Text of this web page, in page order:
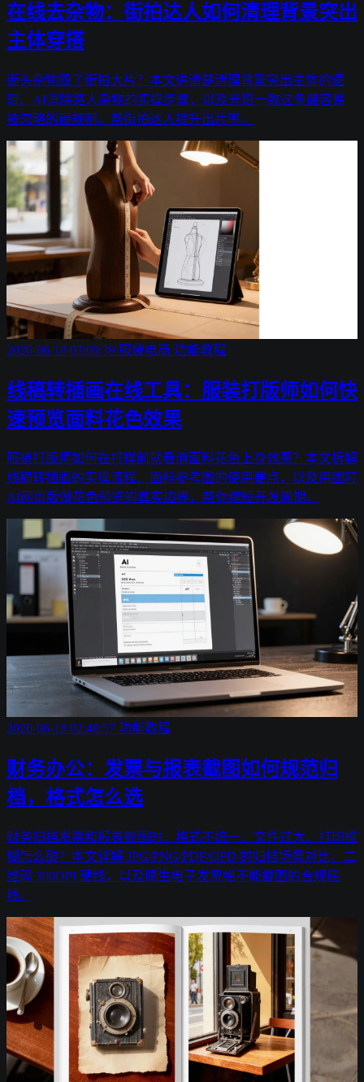
在线去杂物：街拍达人如何清理背景突出
主体穿搭
街头杂物毁了街拍大片？本文讲清楚清理背景突出主体的逻
辑、AI消除路人杂物的实操步骤，以及光影一致这条最容易
被忽略的硬规则，帮街拍达人提升出片率。
2026-06-18 03:08:39 服装电商 功能教程
线稿转插画在线工具：服装打版师如何快
速预览面料花色效果
服装打版师如何在打样前就看清面料花色上身效果？本文拆解
线稿转插画的实操流程、面料参考图的使用要点，以及用图叮
AI网页版做花色预览的真实边界，帮你缩短开发周期。
2026-06-18 02:48:57 功能教程
财务办公：发票与报表截图如何规范归
档，格式怎么选
财务归档发票和报表截图时，格式不统一、文件过大、打印模
糊怎么破？本文详解 JPG/PNG/PDF/OFD 的归档场景对比、二
维码 300DPI 硬线，以及原生电子发票绝不能截图的合规底
线。